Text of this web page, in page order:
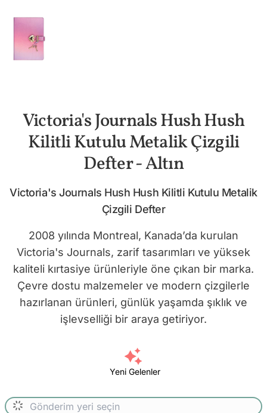
Victoria's Journals Hush Hush
Kilitli Kutulu Metalik Çizgili
Defter - Altın
Victoria's Journals Hush Hush Kilitli Kutulu Metalik
Çizgili Defter
2008 yılında Montreal, Kanada’da kurulan
Victoria's Journals, zarif tasarımları ve yüksek
kaliteli kırtasiye ürünleriyle öne çıkan bir marka.
Çevre dostu malzemeler ve modern çizgilerle
hazırlanan ürünleri, günlük yaşamda şıklık ve
işlevselliği bir araya getiriyor.
Yeni Gelenler